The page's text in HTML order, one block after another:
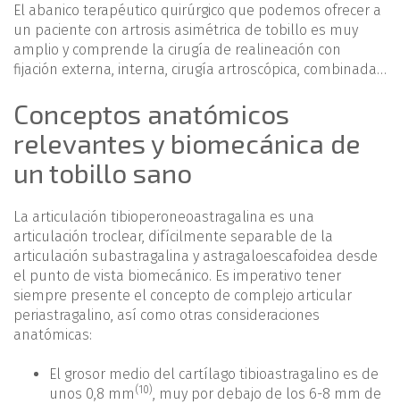
El abanico terapéutico quirúrgico que podemos ofrecer a
un paciente con artrosis asimétrica de tobillo es muy
amplio y comprende la cirugía de realineación con
fijación externa, interna, cirugía artroscópica, combinada…
Conceptos anatómicos
relevantes y biomecánica de
un tobillo sano
La articulación tibioperoneoastragalina es una
articulación troclear, difícilmente separable de la
articulación subastragalina y astragaloescafoidea desde
el punto de vista biomecánico. Es imperativo tener
siempre presente el concepto de complejo articular
periastragalino, así como otras consideraciones
anatómicas:
El grosor medio del cartílago tibioastragalino es de
unos 0,8 mm (10), muy por debajo de los 6-8 mm de